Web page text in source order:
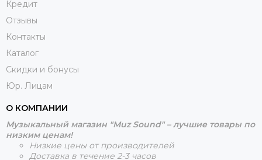
Кредит
Отзывы
Контакты
Каталог
Скидки и бонусы
Юр. Лицам
О КОМПАНИИ
Музыкальный магазин "Muz Sound" – лучшие товары по
низким ценам!
Низкие цены от производителей
Доставка в течение 2-3 часов